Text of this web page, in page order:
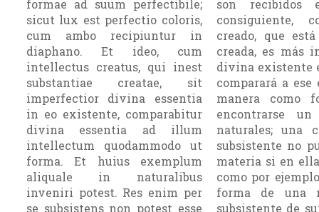
formae ad suum perfectibile;
sicut lux est perfectio coloris,
cum ambo recipiuntur in
diaphano. Et ideo, cum
intellectus creatus, qui inest
substantiae creatae, sit
imperfectior divina essentia
in eo existente, comparabitur
divina essentia ad illum
intellectum quodammodo ut
forma. Et huius exemplum
aliquale in naturalibus
inveniri potest. Res enim per
se subsistens non potest esse
son
consiguiente,
creado, que
creada, es más
divina existente
comparará a
manera como
encontrarse
naturales; una
subsistente no
materia si en
como por
forma de una
subsistente de